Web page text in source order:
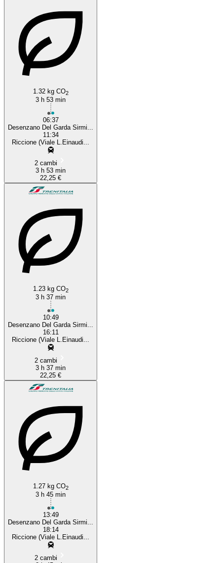
1.32 kg CO2
3 h 53 min
06:37
Desenzano Del Garda Sirmi...
11:34
Riccione (Viale L.Einaudi...
2 cambi
3 h 53 min
22,25 €
1.23 kg CO2
3 h 37 min
10:49
Desenzano Del Garda Sirmi...
16:11
Riccione (Viale L.Einaudi...
2 cambi
3 h 37 min
22,25 €
1.27 kg CO2
3 h 45 min
13:49
Desenzano Del Garda Sirmi...
18:14
Riccione (Viale L.Einaudi...
2 cambi